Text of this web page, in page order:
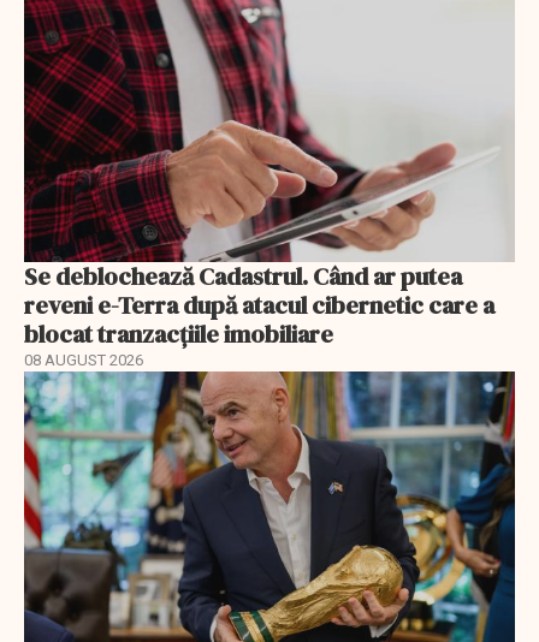
Se deblochează Cadastrul. Când ar putea
reveni e-Terra după atacul cibernetic care a
blocat tranzacțiile imobiliare
08 AUGUST 2026